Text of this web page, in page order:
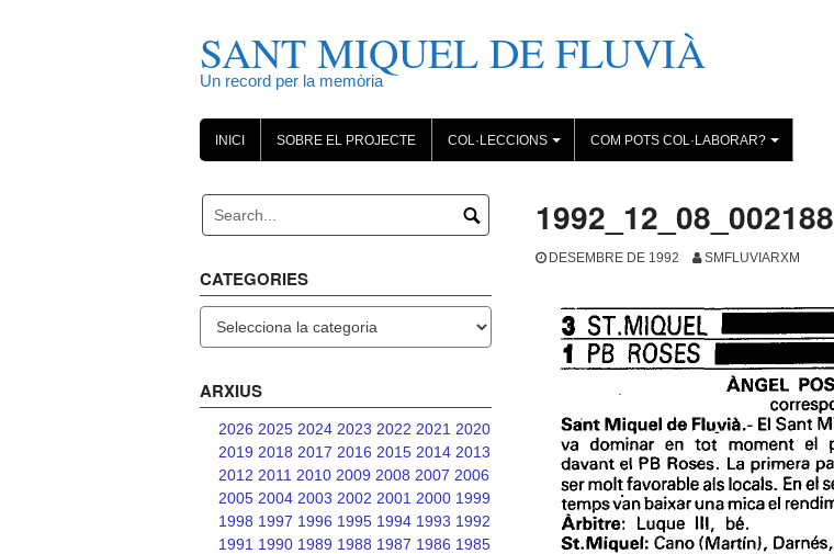
SANT MIQUEL DE FLUVIÀ
Un record per la memòria
INICI SOBRE EL PROJECTE
+
COL·LECCIONS
+
COM POTS COL·LABORAR?
1992_12_08_002188
DESEMBRE DE 1992 SMFLUVIARXM
CATEGORIES
ARXIUS
2026 2025 2024 2023 2022 2021 2020
2019 2018 2017 2016 2015 2014 2013
2012 2011 2010 2009 2008 2007 2006
2005 2004 2003 2002 2001 2000 1999
1998 1997 1996 1995 1994 1993 1992
1991 1990 1989 1988 1987 1986 1985